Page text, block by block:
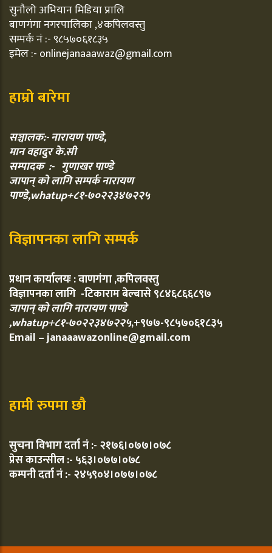
सुनौलो अभियान मिडिया प्रालि
बाणगंगा नगरपालिका ,४कपिलवस्तु
सम्पर्क नं :- ९८५७०६१८३५
इमेल :- onlinejanaaawaz@gmail.com
हाम्रो बारेमा
सञ्चालक:- नारायण पाण्डे,
मान वहादुर के.सी
सम्पादक :- गुणाखर पाण्डे
जापान् को लागि सम्पर्क नारायण
पाण्डे,whatup+८१-७०२२३४७२२५
विज्ञापनका लागि सम्पर्क
प्रधान कार्यालयः : वाणगंगा ,कपिलवस्तु
विज्ञापनका लागि -टिकाराम बेल्बासे ९८४६८६६८९७
जापान् को लागि नारायण पाण्डे
,whatup+८१-७०२२३४७२२५,+९७७-९८५७०६१८३५
Email – janaaawazonline@gmail.com
हामी रुपमा छौ
सुचना विभाग दर्ता नं :- २१७६।०७७।०७८
प्रेस काउन्सील :- ५६३।०७७।०७८
कम्पनी दर्ता नं :- २४५९०४।०७७।०७८